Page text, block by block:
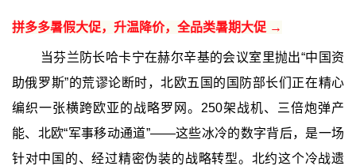
拼多多暑假大促，升温降价，全品类暑期大促 →
当芬兰防长哈卡宁在赫尔辛基的会议室里抛出“中国资
助俄罗斯”的荒谬论断时，北欧五国的国防部长们正在精心
编织一张横跨欧亚的战略罗网。250架战机、三倍炮弹产
能、北欧“军事移动通道”——这些冰冷的数字背后，是一场
针对中国的、经过精密伪装的战略转型。北约这个冷战遗